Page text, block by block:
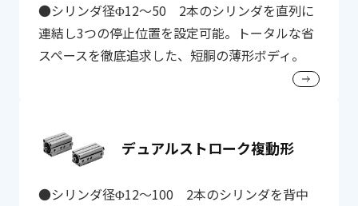
●シリンダ径Φ12～50 2本のシリンダを直列に
連結し3つの停止位置を設定可能。トータルな省
スペースを徹底追求した、短胴の薄形ボディ。
デュアルストローク複動形
●シリンダ径Φ12～100 2本のシリンダを背中